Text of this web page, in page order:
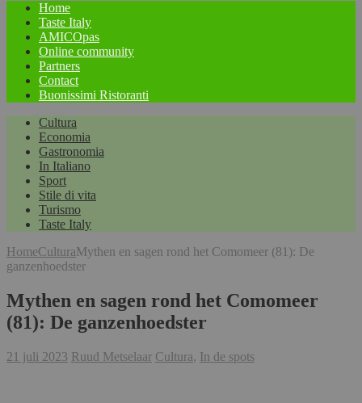
Home
Taste Italy
AMICOpas
Online community
Partners
Contact
Buonissimi Ristoranti
Cultura
Economia
Gastronomia
In Italiano
Sport
Stile di vita
Turismo
Taste Italy
HomeCulturaMythen en sagen rond het Comomeer (81): De
ganzenhoedster
Mythen en sagen rond het Comomeer
(81): De ganzenhoedster
21 juli 2023 Ruud Metselaar Cultura, In de spots